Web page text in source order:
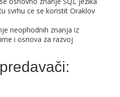
svrhu ce se koristit Oraklov
neophodnih znanja iz
i osnova za razvoj